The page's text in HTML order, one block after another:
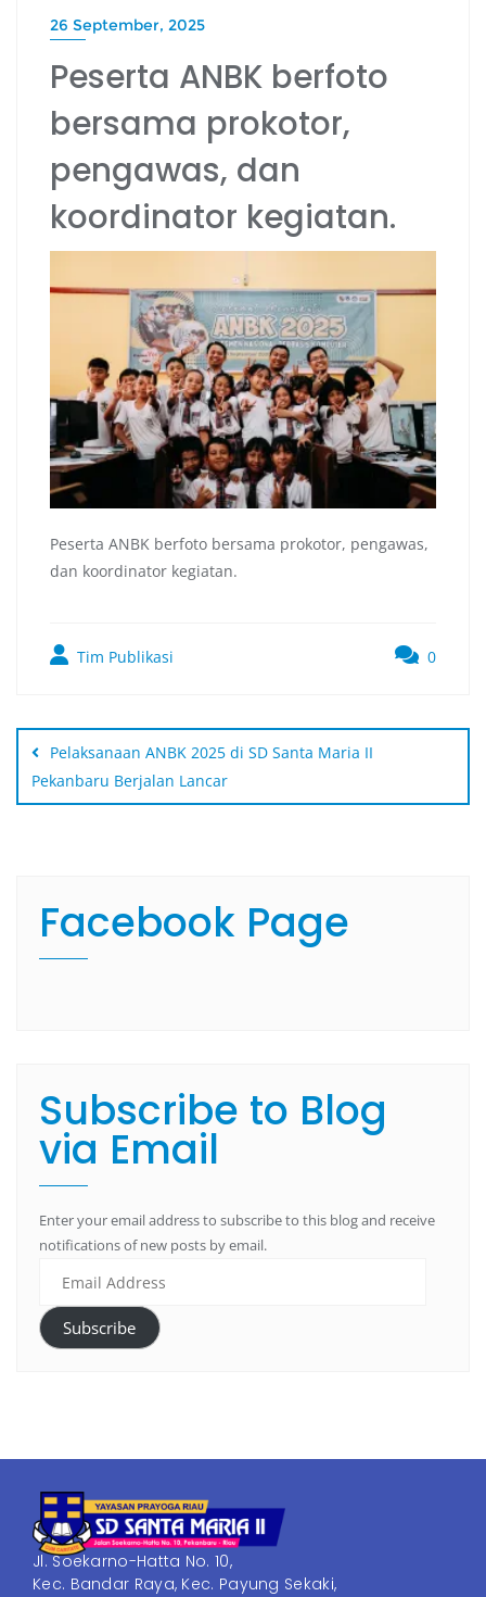
26 September, 2025
Peserta ANBK berfoto
bersama prokotor,
pengawas, dan
koordinator kegiatan.
Peserta ANBK berfoto bersama prokotor, pengawas,
dan koordinator kegiatan.
Tim Publikasi 0
Pelaksanaan ANBK 2025 di SD Santa Maria II
Pekanbaru Berjalan Lancar
Facebook Page
Subscribe to Blog
via Email
Enter your email address to subscribe to this blog and receive
notifications of new posts by email.
Subscribe
Jl. Soekarno-Hatta No. 10,
Kec. Bandar Raya, Kec. Payung Sekaki,